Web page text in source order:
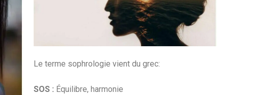
Le terme sophrologie vient du grec:
SOS : Équilibre, harmonie